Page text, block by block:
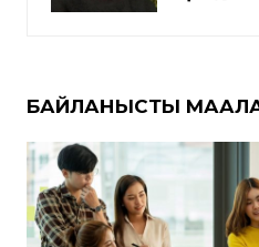
БАЙЛАНЫСТЫ